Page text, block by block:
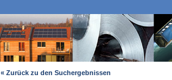
« Zurück zu den Suchergebnissen